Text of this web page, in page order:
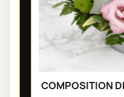
COMPOSITION